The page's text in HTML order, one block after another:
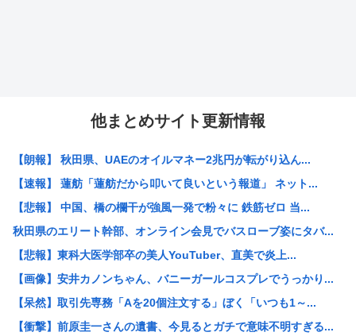
他まとめサイト更新情報
【朗報】 秋田県、UAEのオイルマネー2兆円が転がり込ん...
【速報】 蓮舫「蓮舫だから叩いて良いという報道」 ネット...
【悲報】 中国、橋の欄干が強風一発で粉々に 鉄筋ゼロ 当...
秋田県のエリート幹部、オンライン会見でバスローブ姿にタバ...
【悲報】東科大医学部卒の美人YouTuber、直美で炎上...
【画像】安井カノンちゃん、バニーガールコスプレでうっかり...
【呆然】取引先専務「Aを20個注文する」ぼく「いつも1～...
【衝撃】前原圭一さんの遺書、今見るとガチで意味不明すぎる...